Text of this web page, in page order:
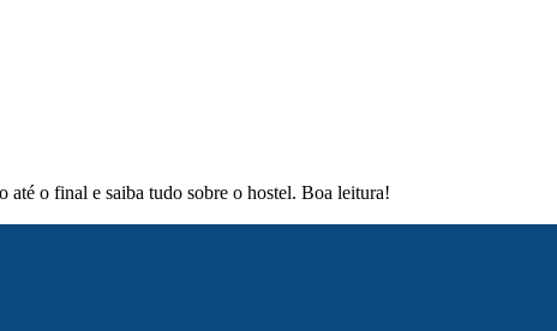
até o final e saiba tudo sobre o hostel. Boa leitura!